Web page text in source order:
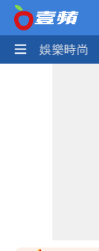
熱門 娛樂時尚